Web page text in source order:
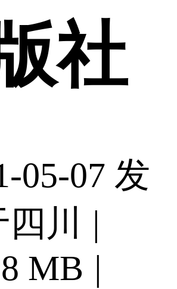
社
05-07 发
川
|
MB |